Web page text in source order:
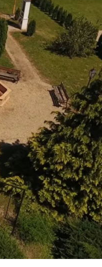
HÍRLEVÉL-ÚJSÁG
E-ÜGYINTÉZÉS
HELYI ÉPÍTÉSI
RENDEZÉSI
TERV
HIRDETŐTÁBLA
VÁLASZTÁSI
INFORMÁCIÓK 2024
VÁLASZTÁS 2019
KÖZÉRDEKŰ ADATOK